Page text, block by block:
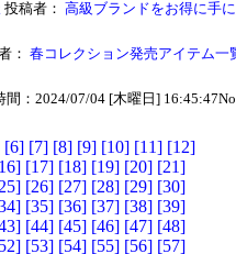
投稿者： 高級ブランドをお得に手
： 春コレクション発売アイテム一
間：2024/07/04 [木曜日]
[6] [7] [8] [9] [10] [11] [12]
[17] [18] [19] [20] [21]
[26] [27] [28] [29] [30]
[35] [36] [37] [38] [39]
[44] [45] [46] [47] [48]
[53] [54] [55] [56] [57]